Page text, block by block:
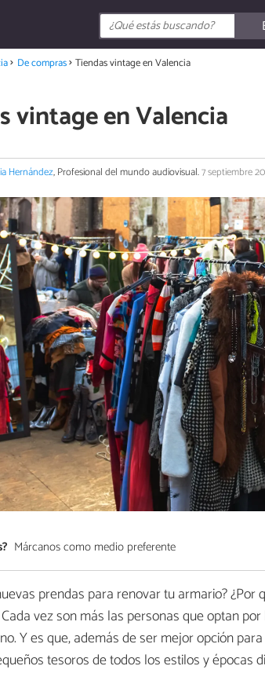
De compras Tiendas vintage en Valencia
vintage en Valencia
Hernández, Profesional del mundo audiovisual.7 septiembre
Márcanos como medio preferente
prendas para renovar tu armario? ¿Por
vez son más las personas que optan
Y es que, además de ser mejor opción
tesoros de todos los estilos y épocas